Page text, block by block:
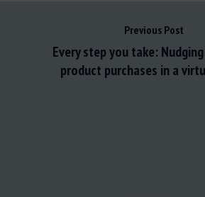
Previous Post
Every step you take:
product purchases in a